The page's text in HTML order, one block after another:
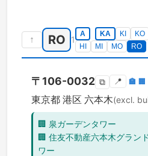
↑ RO 1
A KA KI KO
HI
MI MO RO
〒 106-0032 ⧉ 📍 🏣 🏢
東京都 港区 六本木(excl.
🏢 泉ガーデンタワー
🏢 住友不動産六本木グラン
ワー